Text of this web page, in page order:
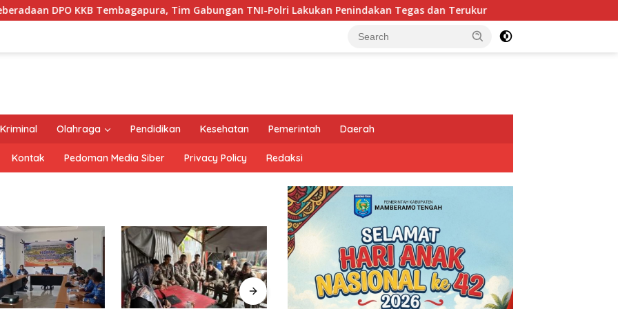
Tim Gabungan TNI-Polri Lakukan Penindakan Tegas dan Terukur Tingkatkan Kesiapsiagaan di Wilayah
Olahraga Pendidikan Kesehatan Pemerintah Daerah
Kontak Pedoman Media Siber Privacy Policy Redaksi